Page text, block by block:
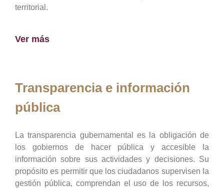
territorial.
Ver más
Transparencia e información
pública
La transparencia gubernamental es la obligación de
los gobiernos de hacer pública y accesible la
información sobre sus actividades y decisiones. Su
propósito es permitir que los ciudadanos supervisen la
gestión pública, comprendan el uso de los recursos,